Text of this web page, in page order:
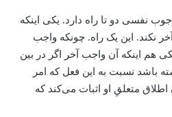
نفسی دو تا راه دارد. یکی اینکه
نکند. این یک راه. چونکه واجب
هم اینکه آن واجب آخر اگر در بین
باشد نسبت به این فعل که امر
متعلقِ او اثبات می‌کند که